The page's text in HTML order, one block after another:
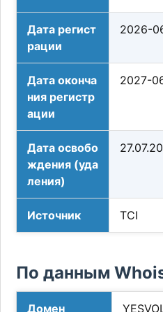
Дата регист
рации
2026-
Дата оконча
ния регистр
ации
2027-
Дата освобо
ждения (уда
ления)
Источник TCI
По данным
Домен